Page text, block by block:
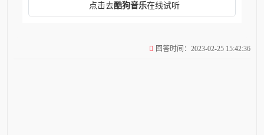
点击去酷狗音乐在线试听
回答时间：2023-02-25 15:42:36